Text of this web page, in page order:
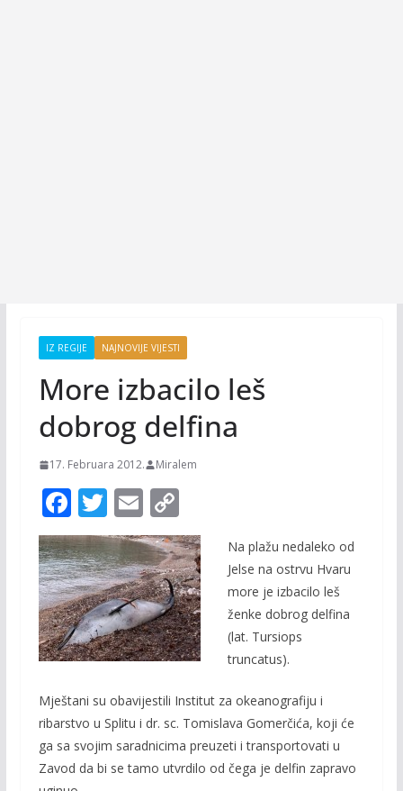
IZ REGIJE NAJNOVIJE VIJESTI
More izbacilo leš
dobrog delfina
17. Februara 2012. Miralem
F
ac
e
b
o
o
T
w
itt
er
E
m
ai
l
C
o
p
y
Li
n
Na plažu nedaleko od
Jelse na ostrvu Hvaru
more je izbacilo leš
ženke dobrog delfina
(lat. Tursiops
truncatus).
Mještani su obavijestili Institut za okeanografiju i
ribarstvo u Splitu i dr. sc. Tomislava Gomerčića, koji će
ga sa svojim saradnicima preuzeti i transportovati u
Zavod da bi se tamo utvrdilo od čega je delfin zapravo